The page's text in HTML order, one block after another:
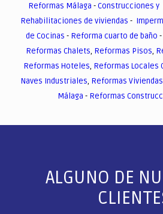
Reformas Málaga -Construcciones y
Rehabilitaciones de viviendas -
de Cocinas - Reforma cuarto de baño -
Reformas Chalets, Reformas Pisos,
Reformas Hoteles, Reformas Locales
Naves Industriales, Reformas Viviendas
Málaga - Reformas
ALGUNO DE